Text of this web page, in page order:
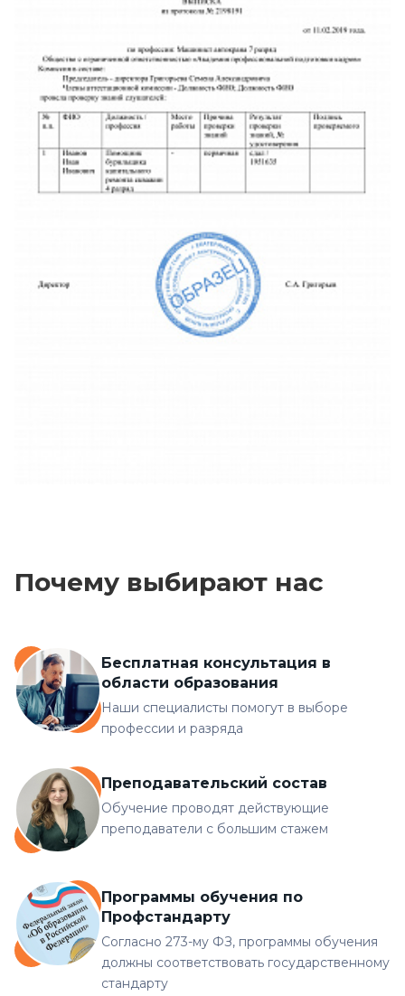
Почему выбирают нас
Бесплатная консультация в
области образования
Наши специалисты помогут в выборе
профессии и разряда
Преподавательский состав
Обучение проводят действующие
преподаватели с большим стажем
Программы обучения по
Профстандарту
Согласно 273-му ФЗ, программы обучения
должны соответствовать государственному
стандарту